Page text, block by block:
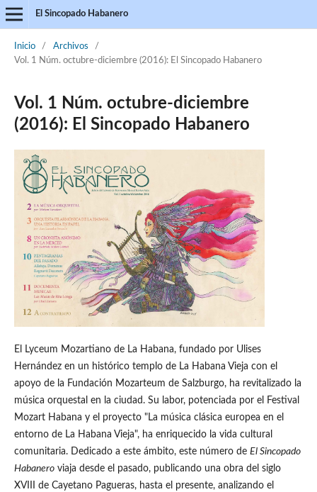
El Sincopado Habanero
Inicio / Archivos
/
Vol. 1 Núm. octubre-diciembre (2016): El Sincopado Habanero
Vol. 1 Núm. octubre-diciembre
(2016): El Sincopado Habanero
El Lyceum Mozartiano de La Habana, fundado por Ulises
Hernández en un histórico templo de La Habana Vieja con el
apoyo de la Fundación Mozarteum de Salzburgo, ha revitalizado la
música orquestal en la ciudad. Su labor, potenciada por el Festival
Mozart Habana y el proyecto "La música clásica europea en el
entorno de La Habana Vieja", ha enriquecido la vida cultural
comunitaria. Dedicado a este ámbito, este número de El Sincopado
Habaneroviaja desde el pasado, publicando una obra del siglo
XVIII de Cayetano Pagueras, hasta el presente, analizando el